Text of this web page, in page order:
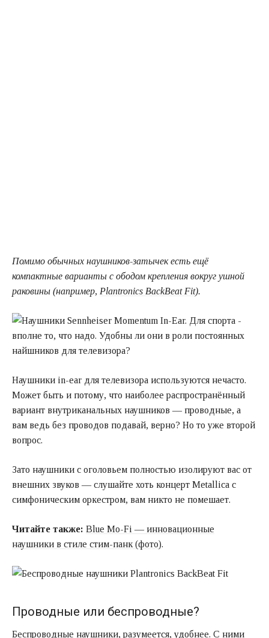
Помимо обычных наушников-затычек есть ещё
компактные варианты с ободом крепления вокруг ушной
раковины (например, Plantronics BackBeat Fit).
Наушники in-ear для телевизора используются нечасто.
Может быть и потому, что наиболее распространённый
вариант внутриканальных наушников — проводные, а
вам ведь без проводов подавай, верно? Но то уже второй
вопрос.
Зато наушники с оголовьем полностью изолируют вас от
внешних звуков — слушайте хоть концерт Metallica с
симфоническим оркестром, вам никто не помешает.
Читайте также: Blue Mo-Fi — инновационные
наушники в стиле стим-панк (фото).
Проводные или беспроводные?
Беспроводные наушники, разумеется, удобнее. С ними